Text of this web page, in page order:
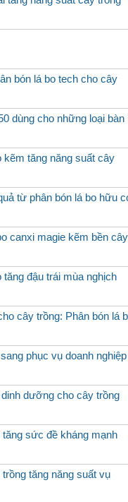
bón lá bo tech cho cây
dùng cho những loại bàn
kẽm tăng năng suất cây
từ phân bón lá bo hữu
canxi magie kẽm bền cây
đậu trái mùa nghịch
cây trồng: Phân bón lá
phục vụ doanh
dưỡng cho cây trồng
tăng sức đề kháng mạnh
tăng năng suất vụ